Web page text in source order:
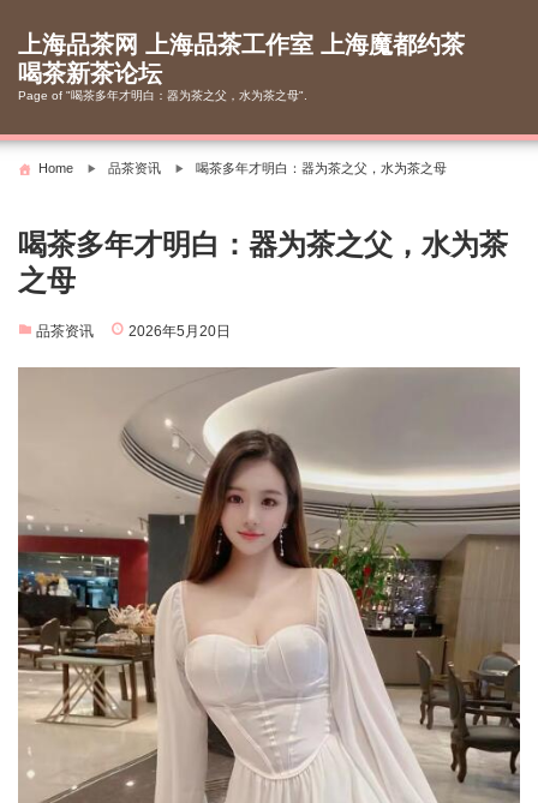
content
上海品茶网 上海品茶工作室 上海魔都约茶
喝茶新茶论坛
Page of "喝茶多年才明白：器为茶之父，水为茶之母".
Home 品茶资讯 喝茶多年才明白：器为茶之父，水为茶之母
喝茶多年才明白：器为茶之父，水为茶
之母
品茶资讯 2026年5月20日